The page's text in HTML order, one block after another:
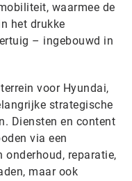
waarmee de
het drukke
– ingebouwd in
voor Hyundai,
strategische
Diensten en content
via een
onderhoud, reparatie,
maar ook